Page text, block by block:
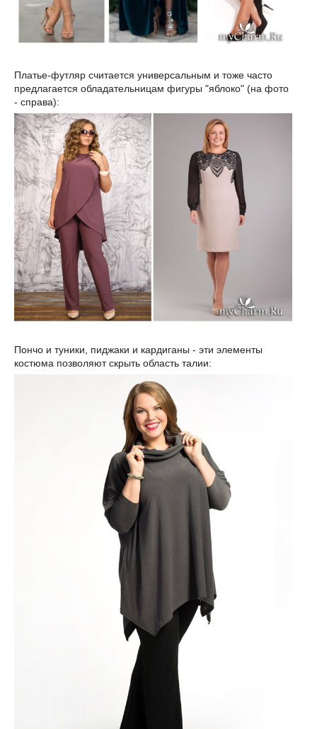
Платье-футляр считается универсальным и тоже часто
предлагается обладательницам фигуры "яблоко" (на фото
- справа):
Пончо и туники, пиджаки и кардиганы - эти элементы
костюма позволяют скрыть область талии: